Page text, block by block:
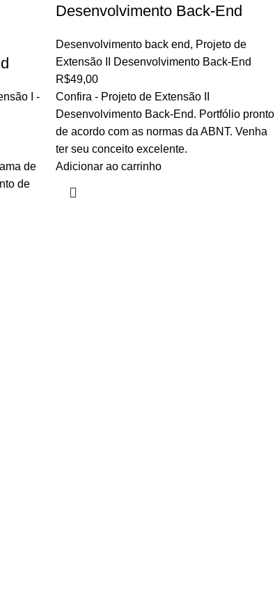
I -
de
de
Desenvolvimento Back-End
Desenvolvimento back end, Projeto de
Extensão II Desenvolvimento Back-End
R$49,00
Confira - Projeto de Extensão II
Desenvolvimento Back-End. Portfólio pronto
de acordo com as normas da ABNT. Venha
ter seu conceito excelente.
Adicionar ao carrinho